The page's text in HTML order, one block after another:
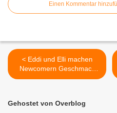
Einen Kommentar
< Eddi und Elli machen
Newcomern Geschmack
auf Fächer des „Gymi“
einzigartigen Schulprospekt
Gehostet von Overblog